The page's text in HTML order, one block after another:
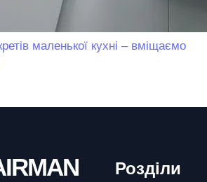
маленької кухні – вміщаємо
Розділи